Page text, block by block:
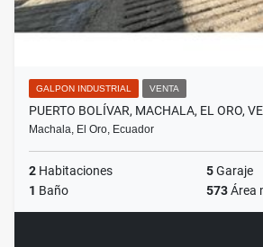
GALPON INDUSTRIAL VENTA
PUERTO BOLÍVAR, MACHALA, EL ORO,
Machala, El Oro, Ecuador
2 Habitaciones 5Garaje
1 Baño 573Área